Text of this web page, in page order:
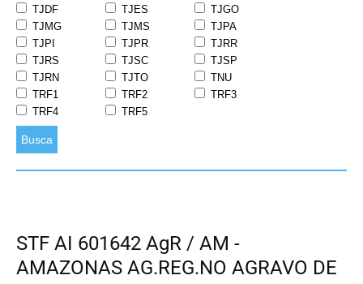
TJDF
TJES
TJGO
TJMG
TJMS
TJPA
TJPI
TJPR
TJRR
TJRS
TJSC
TJSP
TJRN
TJTO
TNU
TRF1
TRF2
TRF3
TRF4
TRF5
Busca
STF AI 601642 AgR / AM -
AMAZONAS AG.REG.NO AGRAVO DE